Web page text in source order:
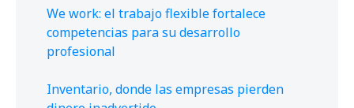
We work: el trabajo flexible fortalece
competencias para su desarrollo
profesional
Inventario, donde las empresas pierden